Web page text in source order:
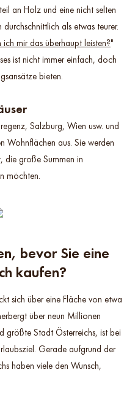
an Holz und eine nicht selten
als etwas teurer.
ich mir das überhaupt leisten?"
ist nicht immer einfach, doch
bieten.
Salzburg, Wien usw. und
Wohnflächen aus. Sie werden
die große Summen in
möchten.
bevor Sie eine
kaufen?
sich über eine Fläche von etwa
über neun Millionen
größte Stadt Österreichs, ist bei
Gerade aufgrund der
haben viele den Wunsch,